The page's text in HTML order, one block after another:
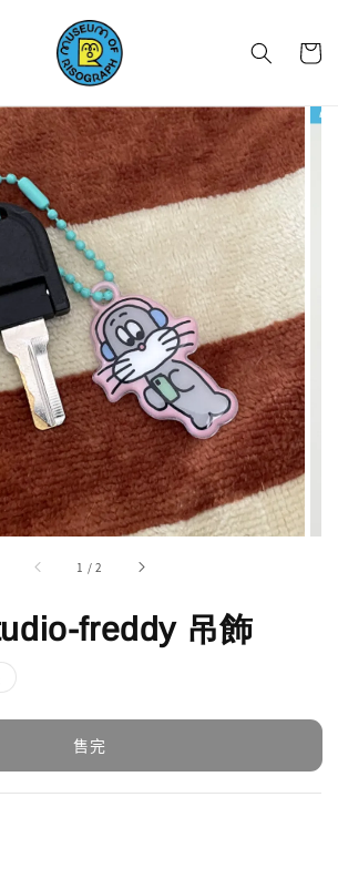
1 /2
freddy 吊飾
售完